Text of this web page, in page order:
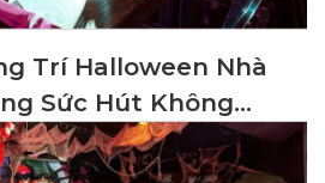
Trí Halloween Nhà
Sức Hút Không